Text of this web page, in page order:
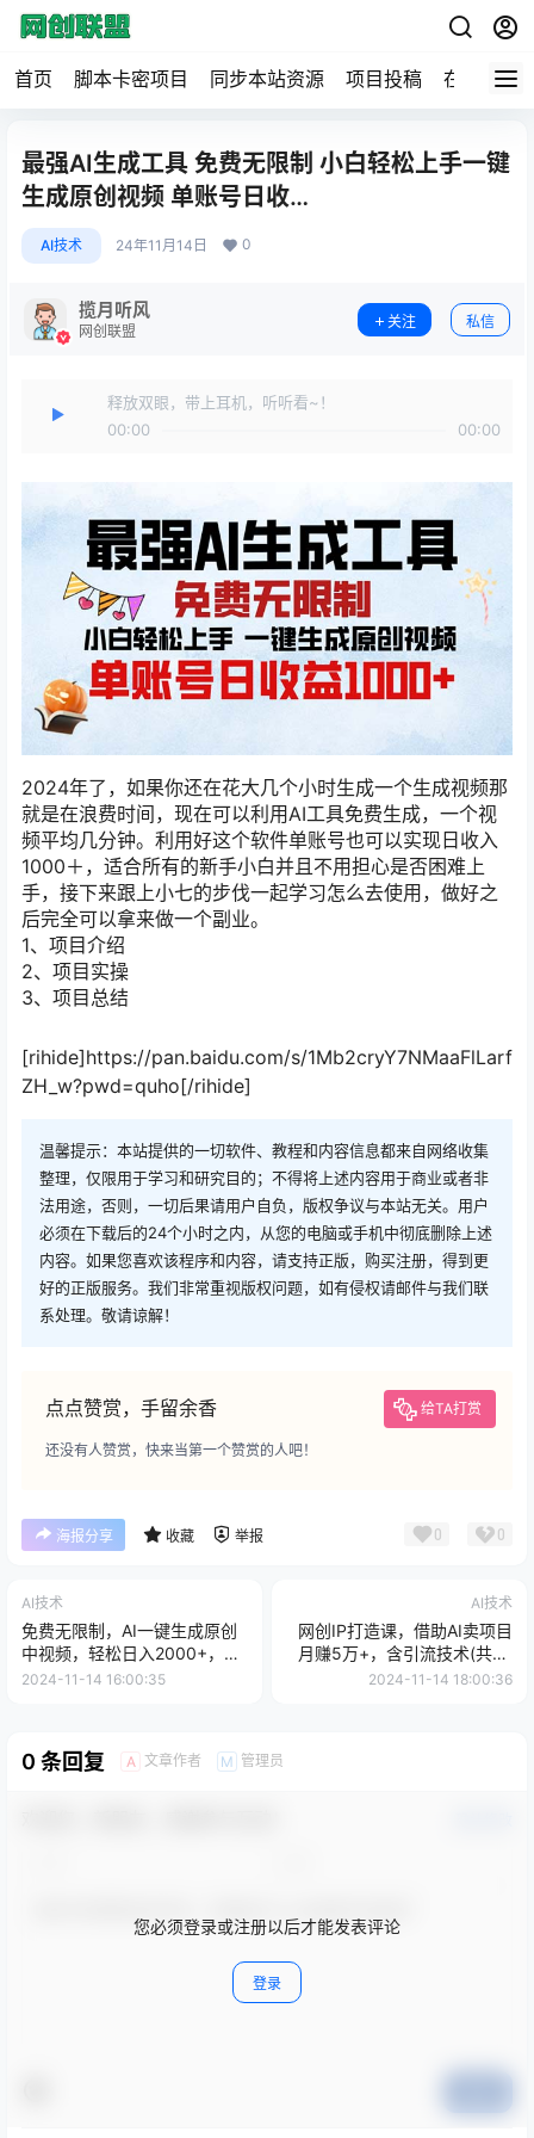
首页 脚本卡密项目 同步本站资源 项目投稿 在线工具
最强AI生成工具 免费无限制 小白轻松上手一键
生成原创视频 单账号日收…
AI技术 24年11月14日 0
揽月听风
网创联盟
关注 私信
释放双眼，带上耳机，听听看~！
00:00
00:00
2024年了，如果你还在花大几个小时生成一个生成视频那
就是在浪费时间，现在可以利用AI工具免费生成，一个视
频平均几分钟。利用好这个软件单账号也可以实现日收入
1000＋，适合所有的新手小白并且不用担心是否困难上
手，接下来跟上小七的步伐一起学习怎么去使用，做好之
后完全可以拿来做一个副业。
1、项目介绍
2、项目实操
3、项目总结
[rihide]https://pan.baidu.com/s/1Mb2cryY7NMaaFlLarf
ZH_w?pwd=quho[/rihide]
温馨提示：本站提供的一切软件、教程和内容信息都来自网络收集
整理，仅限用于学习和研究目的；不得将上述内容用于商业或者非
法用途，否则，一切后果请用户自负，版权争议与本站无关。用户
必须在下载后的24个小时之内，从您的电脑或手机中彻底删除上述
内容。如果您喜欢该程序和内容，请支持正版，购买注册，得到更
好的正版服务。我们非常重视版权问题，如有侵权请邮件与我们联
系处理。敬请谅解！
点点赞赏，手留余香 给TA打赏
还没有人赞赏，快来当第一个赞赏的人吧！
海报分享 收藏 举报 0 0
AI技术
免费无限制，AI一键生成原创
中视频，轻松日入2000+，超
简单，可矩阵，...
2024-11-14 16:00:35
AI技术
网创IP打造课，借助AI卖项目
月赚5万+，含引流技术(共26
节课
2024-11-14 18:00:36
0 条回复 A 文章作者 M 管理员
您必须登录或注册以后才能发表评论
登录